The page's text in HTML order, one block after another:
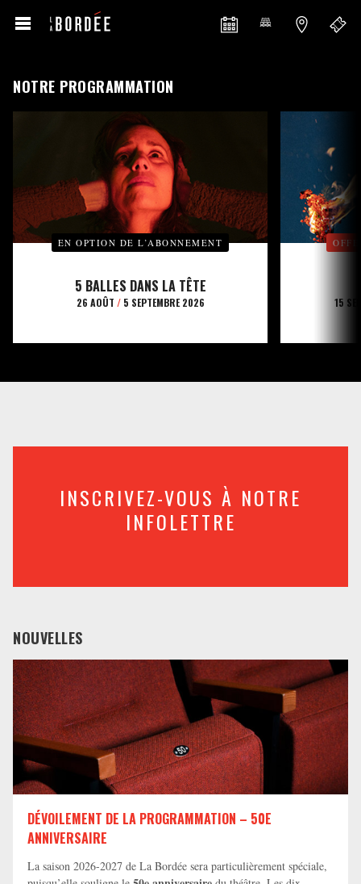
NOTRE PROGRAMMATION
EN OPTION DE L’ABONNEMENT
5 BALLES DANS LA TÊTE
26 AOÛT /5 SEPTEMBRE 2026 15
INSCRIVEZ-VOUS À NOTRE
INFOLETTRE
NOUVELLES
DÉVOILEMENT DE LA PROGRAMMATION – 50E
ANNIVERSAIRE
La saison 2026-2027 de La Bordée sera particulièrement spéciale,